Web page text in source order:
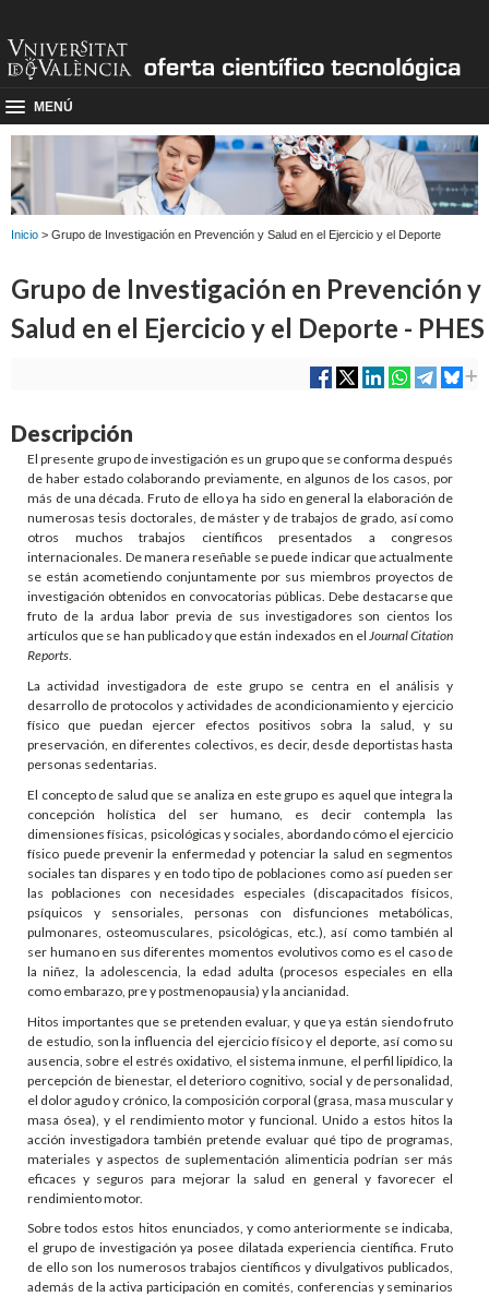
MENÚ
Inicio > Grupo de Investigación en Prevención y Salud en el Ejercicio y el Deporte
Grupo de Investigación en Prevención y
Salud en el Ejercicio y el Deporte - PHES
Descripción
El presente grupo de investigación es un grupo que se conforma después
de haber estado colaborando previamente, en algunos de los casos, por
más de una década. Fruto de ello ya ha sido en general la elaboración de
numerosas tesis doctorales, de máster y de trabajos de grado, así como
otros muchos trabajos científicos presentados a congresos
internacionales. De manera reseñable se puede indicar que actualmente
se están acometiendo conjuntamente por sus miembros proyectos de
investigación obtenidos en convocatorias públicas. Debe destacarse que
fruto de la ardua labor previa de sus investigadores son cientos los
artículos que se han publicado y que están indexados en el Journal Citation
Reports
La actividad investigadora de este grupo se centra en el análisis y
desarrollo de protocolos y actividades de acondicionamiento y ejercicio
físico que puedan ejercer efectos positivos sobra la salud, y su
preservación, en diferentes colectivos, es decir, desde deportistas hasta
personas sedentarias.
El concepto de salud que se analiza en este grupo es aquel que integra la
concepción holística del ser humano, es decir contempla las
dimensiones físicas, psicológicas y sociales, abordando cómo el ejercicio
físico puede prevenir la enfermedad y potenciar la salud en segmentos
sociales tan dispares y en todo tipo de poblaciones como así pueden ser
las poblaciones con necesidades especiales (discapacitados físicos,
psíquicos y sensoriales, personas con disfunciones metabólicas,
pulmonares, osteomusculares, psicológicas, etc.), así como también al
ser humano en sus diferentes momentos evolutivos como es el caso de
la niñez, la adolescencia, la edad adulta (procesos especiales en ella
como embarazo, pre y postmenopausia) y la ancianidad.
Hitos importantes que se pretenden evaluar, y que ya están siendo fruto
de estudio, son la influencia del ejercicio físico y el deporte, así como su
ausencia, sobre el estrés oxidativo, el sistema inmune, el perfil lipídico, la
percepción de bienestar, el deterioro cognitivo, social y de personalidad,
el dolor agudo y crónico, la composición corporal (grasa, masa muscular y
masa ósea), y el rendimiento motor y funcional. Unido a estos hitos la
acción investigadora también pretende evaluar qué tipo de programas,
materiales y aspectos de suplementación alimenticia podrían ser más
eficaces y seguros para mejorar la salud en general y favorecer el
rendimiento motor.
Sobre todos estos hitos enunciados, y como anteriormente se indicaba,
el grupo de investigación ya posee dilatada experiencia científica. Fruto
de ello son los numerosos trabajos científicos y divulgativos publicados,
además de la activa participación en comités, conferencias y seminarios